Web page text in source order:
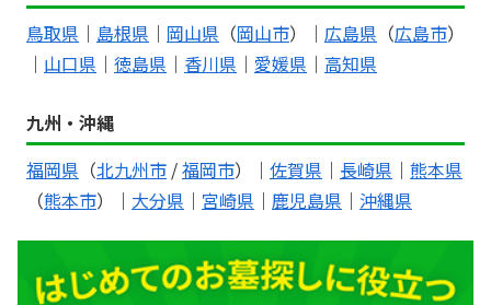
鳥取県 ｜ 島根県 ｜ 岡山県 （岡山市）｜ 広島県 （広島市）
｜ 山口県 ｜ 徳島県 ｜ 香川県 ｜ 愛媛県 ｜ 高知県
九州・沖縄
福岡県 （北九州市 /福岡市）｜ 佐賀県 ｜ 長崎県 ｜ 熊本県
（熊本市）｜ 大分県 ｜ 宮崎県 ｜ 鹿児島県 ｜ 沖縄県